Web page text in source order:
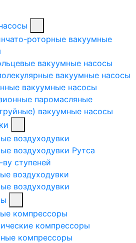
роторные вакуумные
вакуумные насосы
вакуумные насосы
вакуумные насосы
паромасляные
вакуумные насосы
воздуходувки
воздуходувки Рутса
ступеней
воздуходувки
воздуходувки
компрессоры
компрессоры
компрессоры